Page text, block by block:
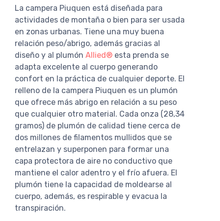
La campera Piuquen está diseñada para
actividades de montaña o bien para ser usada
en zonas urbanas. Tiene una muy buena
relación peso/abrigo, además gracias al
diseño y al plumón Allied® esta prenda se
adapta excelente al cuerpo generando
confort en la práctica de cualquier deporte. El
relleno de la campera Piuquen es un plumón
que ofrece más abrigo en relación a su peso
que cualquier otro material. Cada onza (28,34
gramos) de plumón de calidad tiene cerca de
dos millones de filamentos mullidos que se
entrelazan y superponen para formar una
capa protectora de aire no conductivo que
mantiene el calor adentro y el frío afuera. El
plumón tiene la capacidad de moldearse al
cuerpo, además, es respirable y evacua la
transpiración.